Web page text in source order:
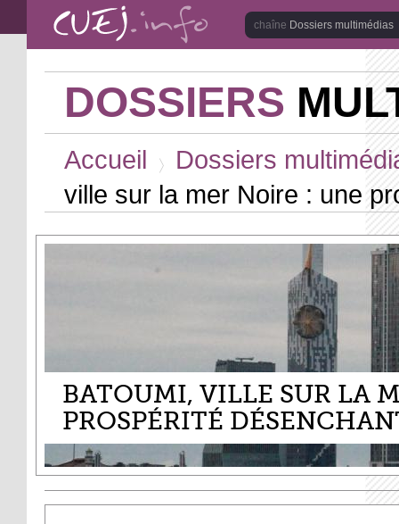
Aller au contenu principal
Dossiers multimédias
DOSSIERS
Accueil
Dossiers
ville sur la mer Noire : une
BATOUMI, VILLE SUR LA
PROSPÉRITÉ